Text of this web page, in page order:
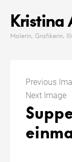
content
Kristina
Malerin, Grafikerin,
Previous
Next Image